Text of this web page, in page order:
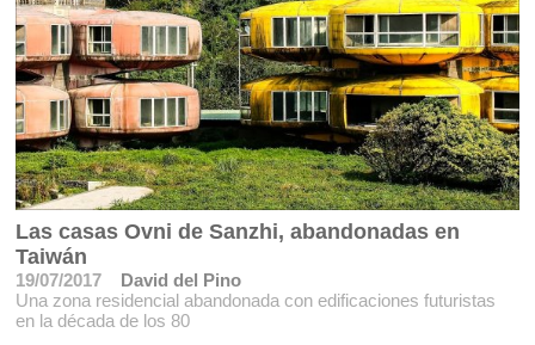
Las casas Ovni de Sanzhi, abandonadas en
Taiwán
19/07/2017
David del Pino
Una zona residencial abandonada con edificaciones futuristas
en la década de los 80